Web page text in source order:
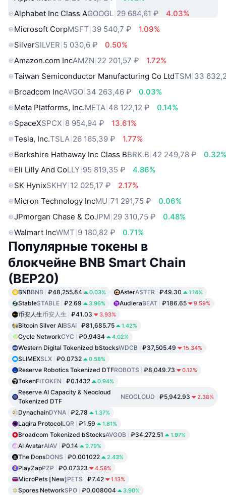
Alphabet Inc Class AGOOGL 29 684,61 ₽
4.03%
Microsoft CorpMSFT 39 540,7 ₽
1.09%
SilverSILVER 5 030,6 ₽
0.50%
Amazon.com IncAMZN 22 201,57 ₽
1.72%
Taiwan Semiconductor Manufacturing Co LtdTSM 33
Broadcom IncAVGO 34 263,46 ₽
0.03%
Meta Platforms, Inc.META 48 122,12 ₽
0.14%
SpaceXSPCX 8 954,94 ₽
13.61%
Tesla, Inc.TSLA 26 165,39 ₽
1.77%
Berkshire Hathaway Inc Class BBRK.B 42 249,78 ₽
Eli Lilly And CoLLY 95 819,35 ₽
4.86%
SK HynixSKHY 12 025,17 ₽
2.17%
Micron Technology IncMU 71 291,75 ₽
0.06%
JPmorgan Chase & CoJPM 29 310,75 ₽
0.48%
Walmart IncWMT 9 180,82 ₽ 0.71%
Популярные токены в
блокчейне BNB Smart Chain
(BEP20)
BNBBNB ₽48,255.84 0.03% AsterASTER ₽49.30 1.14%
StableSTABLE ₽2.69 3.96% AudieraBEAT ₽186.65 9.59%
币安人生币安人生 ₽41.03 3.93%
Bitcoin Silver AIBSAI ₽81,685.75 1.42%
Cycle NetworkCYC ₽0.9434 4.02%
Western Digital Tokenized bStocksWDCB ₽37,505.49 15.34%
SLIMEXSLX ₽0.0732 0.58%
Reserve Robotics Tokenized DTFROBOTS ₽8,049.73 0.12%
TokenFiTOKEN ₽0.1432 0.94%
Reserve AI Capacity & Neocloud
Tokenized DTF
NEOCLOUD ₽5,942.93 2.38%
DynachainDYNA ₽2.78 1.37%
Laqira ProtocolLQR ₽1.59 1.81%
Broadcom Tokenized bStocksAVGOB ₽34,272.51 1.97%
AI AvatarAIAV ₽0.14 9.79%
The DonsDONS ₽0.001022 2.43%
PlayZapPZP ₽0.07323 4.58%
MicroPets [New]PETS ₽7.42 1.13%
Spores NetworkSPO ₽0.008004 3.90%